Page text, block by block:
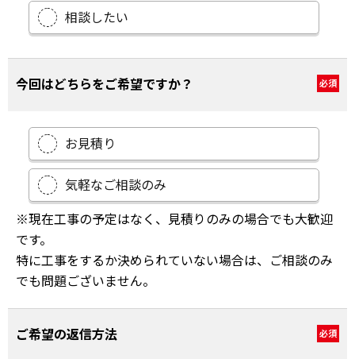
相談したい
今回はどちらをご希望ですか？ 必須
お見積り
気軽なご相談のみ
※現在工事の予定はなく、見積りのみの場合でも大歓迎
です。
特に工事をするか決められていない場合は、ご相談のみ
でも問題ございません。
ご希望の返信方法 必須